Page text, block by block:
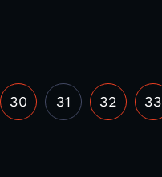
30 31 32 33